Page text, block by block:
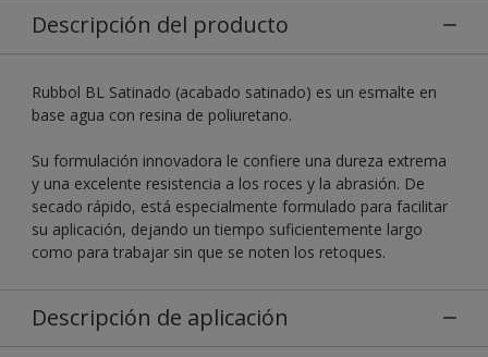
Descripción del producto
Rubbol BL Satinado (acabado satinado) es un esmalte en
base agua con resina de poliuretano.
Su formulación innovadora le confiere una dureza extrema
y una excelente resistencia a los roces y la abrasión. De
secado rápido, está especialmente formulado para facilitar
su aplicación, dejando un tiempo suficientemente largo
como para trabajar sin que se noten los retoques.
Descripción de aplicación